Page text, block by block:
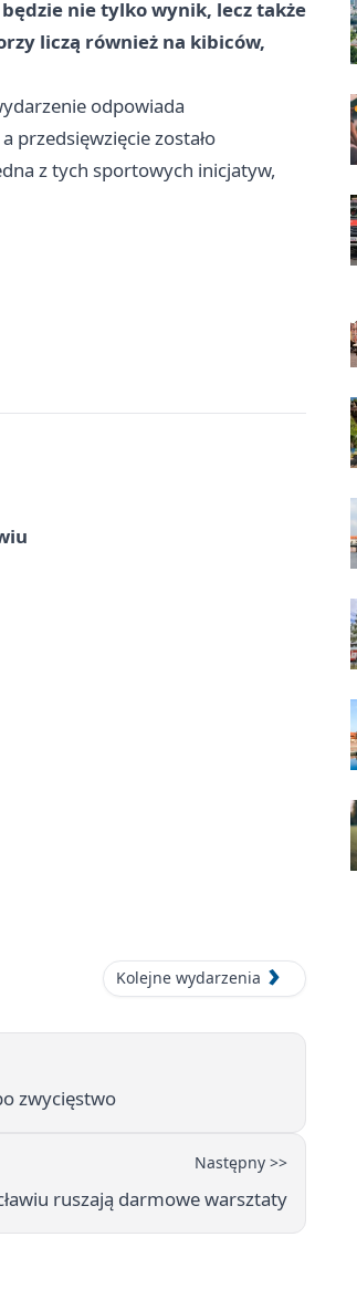
nie tylko wynik, lecz także
liczą również na kibiców,
odpowiada
przedsięwzięcie zostało
z tych sportowych inicjatyw,
Kolejne wydarzenia
zwycięstwo
Następny >>
ruszają darmowe warsztaty